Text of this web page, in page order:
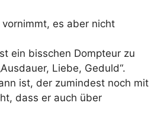
es aber nicht
ein bisschen Dompteur zu
Liebe, Geduld“.
ist, der zumindest noch mit
dass er auch über